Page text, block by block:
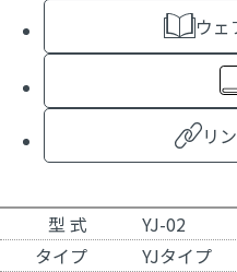
ウェ
リ
型 式
YJ-02
タイプ
YJタイプ